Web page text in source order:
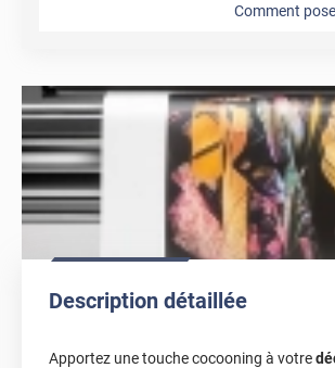
Comment
Description détaillée
Apportez une touche cocooning à votre